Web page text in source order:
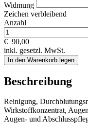
Widmung
Zeichen verbleibend
Anzahl
€ 90,00
inkl. gesetzl. MwSt.
In den Warenkorb legen
Beschreibung
Reinigung,
Wirkstoffkonzentrat,
Augen- und